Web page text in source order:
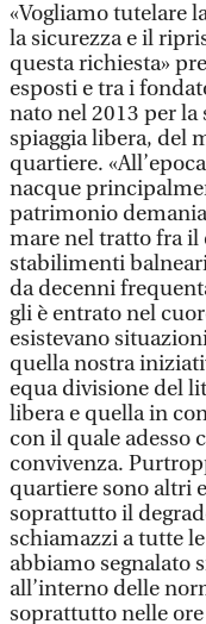
«Vogliamo tutelare
la sicurezza e il
questa richiesta»
esposti e tra i
nato nel 2013 per la
spiaggia libera, del
quartiere.
nacque
patrimonio
mare nel tratto fra il
stabilimenti
da decenni
gli è entrato nel
esistevano
quella nostra
equa divisione del
libera e quella in
con il quale adesso
convivenza.
quartiere sono altri
soprattutto il
schiamazzi a tutte
abbiamo segnalato
all’interno delle
soprattutto nelle